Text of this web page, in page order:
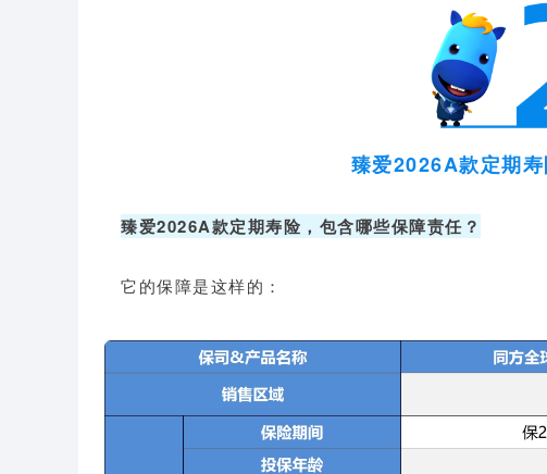
臻爱2026A款定期寿
臻爱2026A款定期寿险，包含哪些保障责任？
它的保障是这样的：